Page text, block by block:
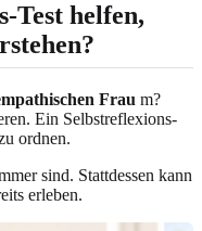
Test helfen,
Frau m?
Ein Selbstreflexions-
ordnen.
sind. Stattdessen kann
erleben.